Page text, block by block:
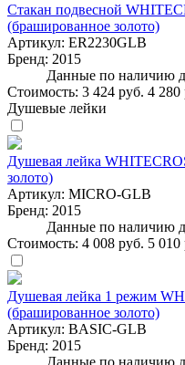
Стакан подвесной
(брашированное золото)
Артикул: ER2230GLB
Бренд: 2015
Данные по наличию
Стоимость: 3 424 руб. 4 280
Душевые лейки
Душевая лейка
золото)
Артикул: MICRO-GLB
Бренд: 2015
Данные по наличию
Стоимость: 4 008 руб. 5 010
Душевая лейка 1 режим
(брашированное золото)
Артикул: BASIC-GLB
Бренд: 2015
Данные по наличию